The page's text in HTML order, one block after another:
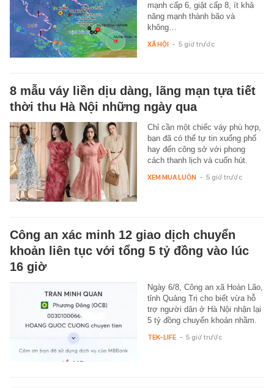
mạnh cấp 6, giật cấp 8, ít khả
năng mạnh thành bão và
không…
XÃ HỘI - 5 giờ trước
8 mẫu váy liền dịu dàng, lãng mạn tựa tiết
thời thu Hà Nội những ngày qua
Chỉ cần một chiếc váy phù hợp,
bạn đã có thể tự tin xuống phố
hay đến công sở với phong
cách thanh lịch và cuốn hút.
XEM MUA LUÔN - 5 giờ trước
Công an xác minh 12 giao dịch chuyển
khoản liên tục với tổng 5 tỷ đồng vào lúc
16 giờ
Ngày 6/8, Công an xã Hoàn Lão,
tỉnh Quảng Trị cho biết vừa hỗ
trợ người dân ở Hà Nội nhận lại
5 tỷ đồng chuyển khoản nhầm.
TEK-LIFE - 5 giờ trước